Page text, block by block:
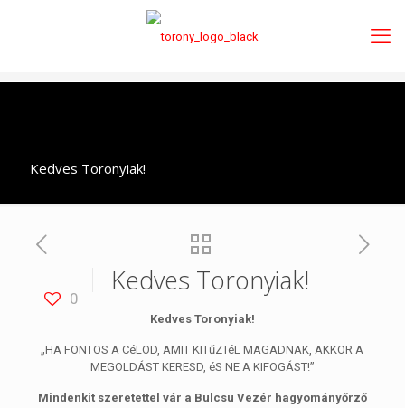
Kedves Toronyiak!
0
Kedves Toronyiak!
Kedves Toronyiak!
„HA FONTOS A CéLOD, AMIT KITűZTéL MAGADNAK, AKKOR A
MEGOLDÁST KERESD, éS NE A KIFOGÁST!”
Mindenkit szeretettel vár a Bulcsu Vezér hagyományőrző